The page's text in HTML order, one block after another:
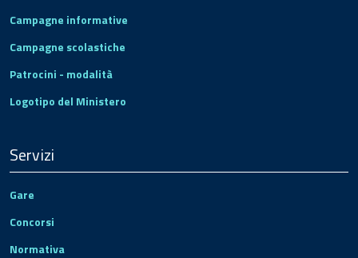
Campagne informative
Campagne scolastiche
Patrocini - modalità
Logotipo del Ministero
Servizi
Gare
Concorsi
Normativa